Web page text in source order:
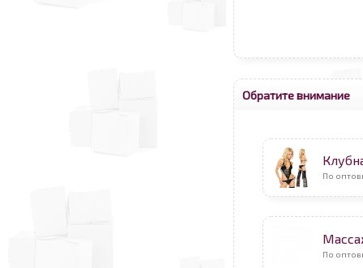
Обратите внимание
По
По